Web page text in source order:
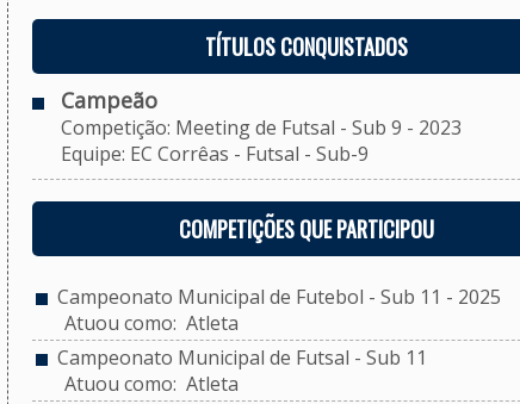
TÍTULOS CONQUISTADOS
Campeão
Competição: Meeting de Futsal - Sub 9 - 2023
Equipe: EC Corrêas - Futsal - Sub-9
COMPETIÇÕES QUE PARTICIPOU
Campeonato Municipal de Futebol - Sub 11 - 2025
Atuou como: Atleta
Campeonato Municipal de Futsal - Sub 11
Atuou como: Atleta